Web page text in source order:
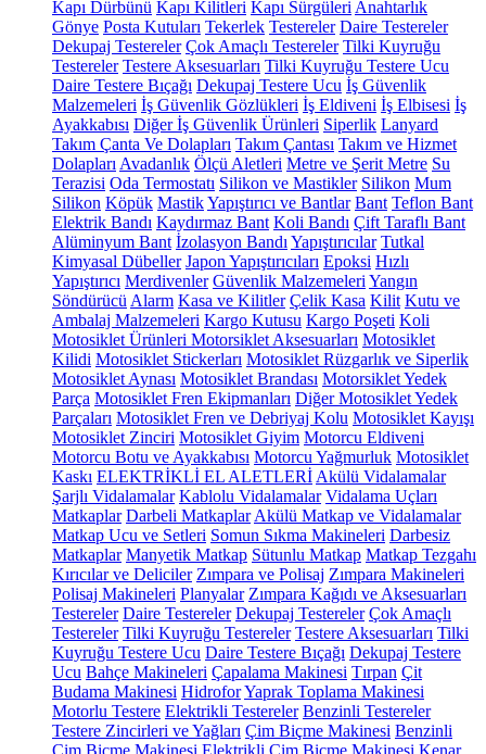
Kapı Dürbünü Kapı Kilitleri Kapı Sürgüleri Anahtarlık
Gönye Posta Kutuları Tekerlek Testereler Daire Testereler
Dekupaj Testereler Çok Amaçlı Testereler Tilki Kuyruğu
Testereler Testere Aksesuarları Tilki Kuyruğu Testere Ucu
Daire Testere Bıçağı Dekupaj Testere Ucu İş Güvenlik
Malzemeleri İş Güvenlik Gözlükleri İş Eldiveni İş Elbisesi İş
Ayakkabısı Diğer İş Güvenlik Ürünleri Siperlik Lanyard
Takım Çanta Ve Dolapları Takım Çantası Takım ve Hizmet
Dolapları Avadanlık Ölçü Aletleri Metre ve Şerit Metre Su
Terazisi Oda Termostatı Silikon ve Mastikler Silikon Mum
Silikon Köpük MastikYapıştırıcı ve Bantlar Bant Teflon Bant
Elektrik Bandı Kaydırmaz Bant Koli Bandı Çift Taraflı Bant
Alüminyum Bant İzolasyon Bandı Yapıştırıcılar Tutkal
Kimyasal Dübeller Japon Yapıştırıcıları Epoksi Hızlı
Yapıştırıcı Merdivenler Güvenlik Malzemeleri Yangın
Söndürücü Alarm Kasa ve Kilitler Çelik Kasa Kilit Kutu ve
Ambalaj Malzemeleri Kargo Kutusu Kargo Poşeti Koli
Motosiklet Ürünleri Motorsiklet Aksesuarları Motosiklet
Kilidi Motosiklet Stickerları Motosiklet Rüzgarlık ve Siperlik
Motosiklet Aynası Motosiklet Brandası Motorsiklet Yedek
Parça Motosiklet Fren Ekipmanları Diğer Motosiklet Yedek
Parçaları Motosiklet Fren ve Debriyaj Kolu Motosiklet Kayışı
Motosiklet Zinciri Motosiklet Giyim Motorcu Eldiveni
Motorcu Botu ve Ayakkabısı Motorcu Yağmurluk Motosiklet
Kaskı ELEKTRİKLİ EL ALETLERİ Akülü Vidalamalar
Şarjlı Vidalamalar Kablolu Vidalamalar Vidalama Uçları
Matkaplar Darbeli Matkaplar Akülü Matkap ve Vidalamalar
Matkap Ucu ve Setleri Somun Sıkma Makineleri Darbesiz
Matkaplar Manyetik Matkap Sütunlu Matkap Matkap Tezgahı
Kırıcılar ve Deliciler Zımpara ve Polisaj Zımpara Makineleri
Polisaj Makineleri Planyalar Zımpara Kağıdı ve Aksesuarları
Testereler Daire Testereler Dekupaj Testereler Çok Amaçlı
Testereler Tilki Kuyruğu Testereler Testere Aksesuarları Tilki
Kuyruğu Testere Ucu Daire Testere Bıçağı Dekupaj Testere
Ucu Bahçe Makineleri Çapalama Makinesi Tırpan Çit
Budama Makinesi HidroforYaprak Toplama Makinesi
Motorlu Testere Elektrikli Testereler Benzinli Testereler
Testere Zincirleri ve Yağları Çim Biçme Makinesi Benzinli
Çim Biçme Makinesi Elektrikli Çim Biçme Makinesi Kenar